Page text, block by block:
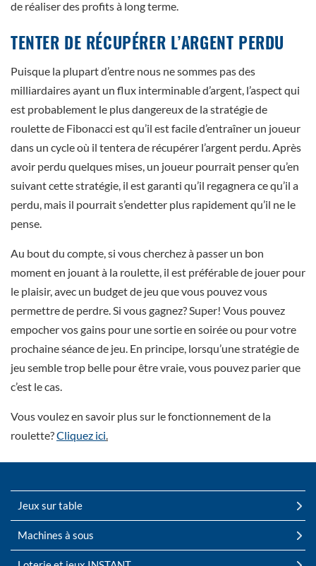
de réaliser des profits à long terme.
TENTER DE RÉCUPÉRER L’ARGENT PERDU
Puisque la plupart d’entre nous ne sommes pas des
milliardaires ayant un flux interminable d’argent, l’aspect qui
est probablement le plus dangereux de la stratégie de
roulette de Fibonacci est qu’il est facile d’entraîner un joueur
dans un cycle où il tentera de récupérer l’argent perdu. Après
avoir perdu quelques mises, un joueur pourrait penser qu’en
suivant cette stratégie, il est garanti qu’il regagnera ce qu’il a
perdu, mais il pourrait s’endetter plus rapidement qu’il ne le
pense.
Au bout du compte, si vous cherchez à passer un bon
moment en jouant à la roulette, il est préférable de jouer pour
le plaisir, avec un budget de jeu que vous pouvez vous
permettre de perdre. Si vous gagnez? Super! Vous pouvez
empocher vos gains pour une sortie en soirée ou pour votre
prochaine séance de jeu. En principe, lorsqu’une stratégie de
jeu semble trop belle pour être vraie, vous pouvez parier que
c’est le cas.
Vous voulez en savoir plus sur le fonctionnement de la
roulette?Cliquez ici.
Jeux sur table
Machines à sous